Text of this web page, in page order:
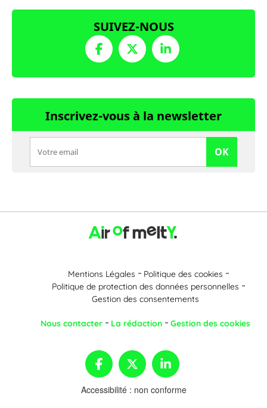
SUIVEZ-NOUS
Inscrivez-vous à la newsletter
OK
Mentions Légales
Politique des cookies
Politique de protection des données personnelles
Gestion des consentements
Nous contacter La rédaction Gestion des cookies
Accessibilité : non conforme